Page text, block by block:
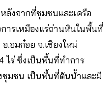
ลังจากที่ชุมชนและเครือ
ารเหมืองแร่ถ่านหินในพื้นที่
.อมก๋อย จ.เชียงใหม่
ไร่ ซึ่งเป็นพื้นที่ทำการ
ชุมชน เป็นพื้นที่ต้นน้ำและมี